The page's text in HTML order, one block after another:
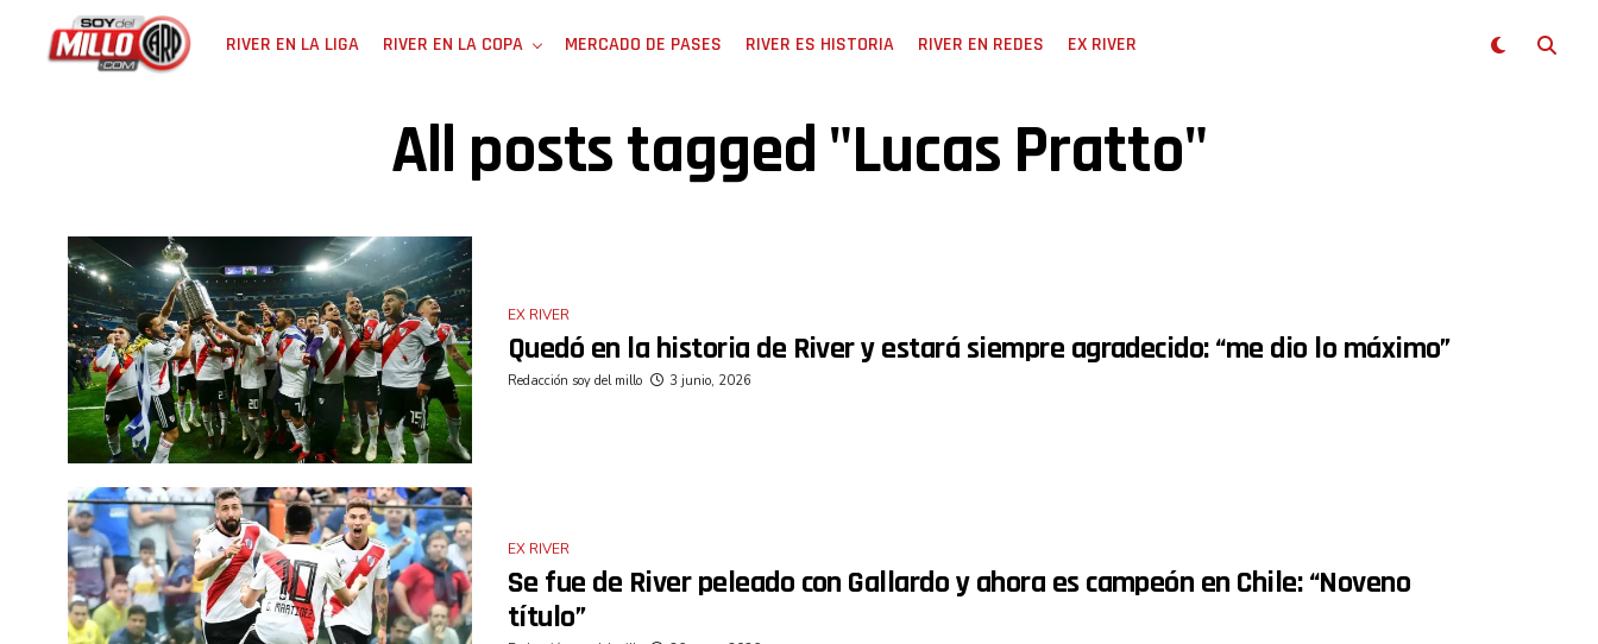
RIVER EN LA LIGA RIVER EN LA COPA MERCADO DE PASES RIVER ES HISTORIA RIVER EN REDES EX RIVER
All posts tagged "Lucas Pratto"
EX RIVER
Quedó en la historia de River y estará siempre agradecido: “me dio lo máximo”
Redacción soy del millo 3 junio, 2026
EX RIVER
Se fue de River peleado con Gallardo y ahora es campeón en Chile: “Noveno
título”